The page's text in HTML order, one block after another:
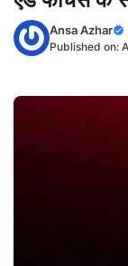
Ansa Azhar
Published on: